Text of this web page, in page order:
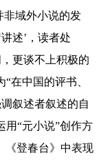
非域外小说的发
述’，读者处
更谈不上积极的
在中国的评书、
叙述者叙述的自
用“元小说”创作方
《登春台》中表现